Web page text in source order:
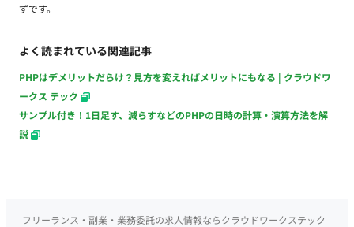
ずです。
よく読まれている関連記事
PHPはデメリットだらけ？見方を変えればメリットにもなる | クラウドワ
ークス テック
サンプル付き！1日足す、減らすなどのPHPの日時の計算・演算方法を解
説
フリーランス・副業・業務委託の求人情報ならクラウドワークステック